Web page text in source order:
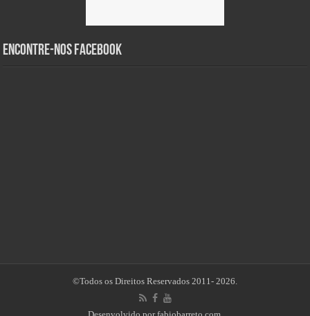
Encontre-nos Facebook
©Todos os Direitos Reservados 2011- 2026.